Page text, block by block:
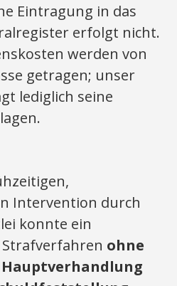
Eintragung in das
erfolgt nicht.
werden von
getragen; unser
lediglich seine
Intervention durch
konnte ein
ohne